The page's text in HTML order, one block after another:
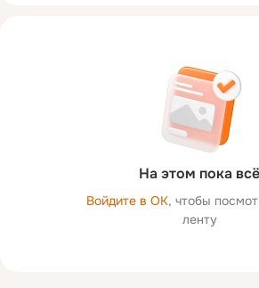
На этом пока всё
Войдите в ОК, чтобы
ленту